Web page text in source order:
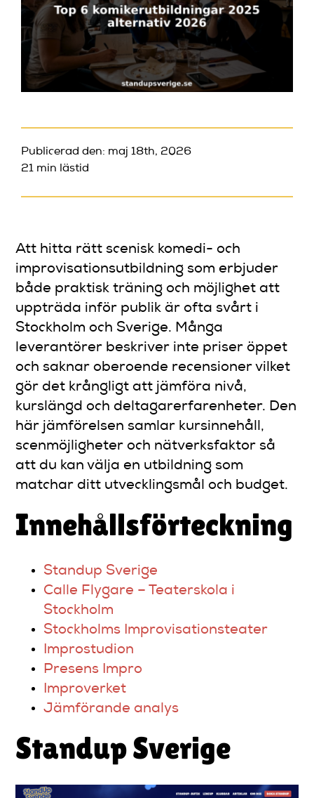
Mitt konto
Publicerad den: maj 18th, 2026
21 min lästid
Att hitta rätt scenisk komedi- och
improvisationsutbildning som erbjuder
både praktisk träning och möjlighet att
uppträda inför publik är ofta svårt i
Stockholm och Sverige. Många
leverantörer beskriver inte priser öppet
och saknar oberoende recensioner vilket
gör det krångligt att jämföra nivå,
kurslängd och deltagarerfarenheter. Den
här jämförelsen samlar kursinnehåll,
scenmöjligheter och nätverksfaktor så
att du kan välja en utbildning som
matchar ditt utvecklingsmål och budget.
Innehållsförteckning
Standup Sverige
Calle Flygare – Teaterskola i
Stockholm
Stockholms Improvisationsteater
Improstudion
Presens Impro
Improverket
Jämförande analys
Standup Sverige